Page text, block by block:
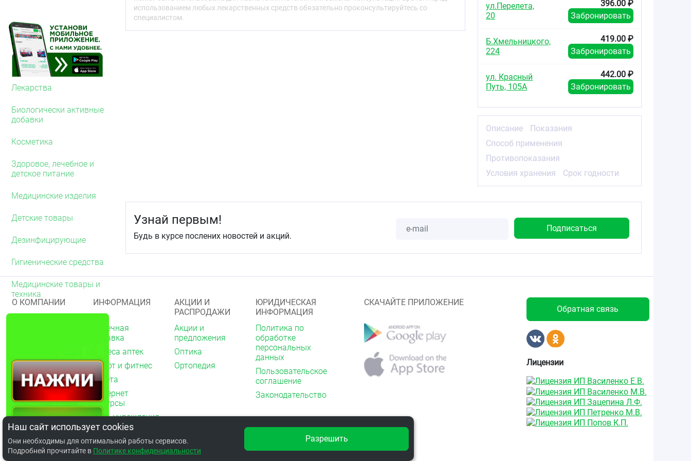
Лекарства
Биологически активные
добавки
Косметика
Здоровое, лечебное и
детское питание
Медицинские изделия
Детские товары
Дезинфицирующие
Гигиенические средства
Медицинские товары и
техника
использованием любых лекарственных средств обязательно проконсультируйтесь со
специалистом.
ул.Перелета,
20
396.00 ₽
Забронировать
Б.Хмельницкого,
224
419.00 ₽
Забронировать
ул. Красный
Путь, 105А
442.00 ₽
Забронировать
Описание
Показания
Способ применения
Противопоказания
Условия хранения
Срок годности
Узнай первым!
Будь в курсе послених новостей и акций.
О КОМПАНИИ
Новости
Вакансии
Контакты
ИНФОРМАЦИЯ
Аптечная
справка
Адреса аптек
Спорт и фитнес
Газета
Интернет
ресурсы
Мед. учреждения
Обратная связь
АКЦИИ И
РАСПРОДАЖИ
Акции и
предложения
Оптика
Ортопедия
ЮРИДИЧЕСКАЯ
ИНФОРМАЦИЯ
Политика по
обработке
персональных
данных
Пользовательское
соглашение
Законодательство
СКАЧАЙТЕ ПРИЛОЖЕНИЕ
Обратная связь
Лицензии
Наш сайт использует cookies
Они необходимы для оптимальной работы сервисов.
Подробней прочитайте в Политике конфиденциальности
Разрешить